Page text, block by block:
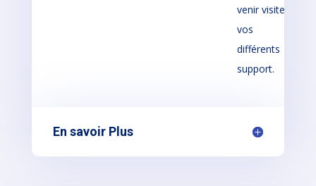
venir visiter
vos
différents
support.
En savoir Plus